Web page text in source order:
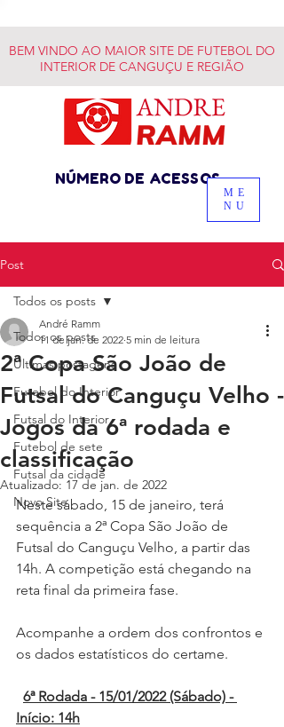
BEM VINDO AO MAIOR SITE DE FUTEBOL DO
INTERIOR DE CANGUÇU E REGIÃO
NÚMERO DE ACESSOS
ME
NU
Post
Todos os posts
Últimas postagens
Futebol do Interior
Futsal do Interior
Futebol de sete
Futsal da cidade
Novo Site
Todos os posts
2ª Copa São João de
Futsal do Canguçu Velho -
Jogos da 6ª rodada e
classificação
André Ramm
11 de jan. de 2022 5 min de leitura
Atualizado: 17 de jan. de 2022
Neste sábado, 15 de janeiro, terá
sequência a 2ª Copa São João de
Futsal do Canguçu Velho, a partir das
14h. A competição está chegando na
reta final da primeira fase.
Acompanhe a ordem dos confrontos e
os dados estatísticos do certame.
6ª Rodada - 15/01/2022 (Sábado) -
Início: 14h